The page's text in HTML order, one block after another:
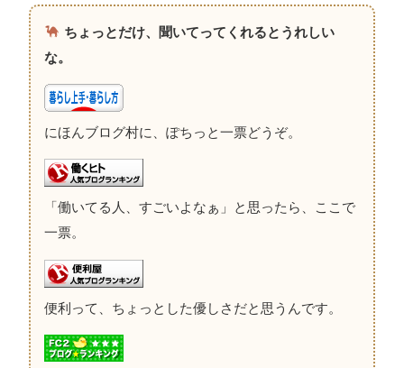
ちょっとだけ、聞いてってくれるとうれしい
な。
にほんブログ村に、ぽちっと一票どうぞ。
「働いてる人、すごいよなぁ」と思ったら、ここで
一票。
便利って、ちょっとした優しさだと思うんです。